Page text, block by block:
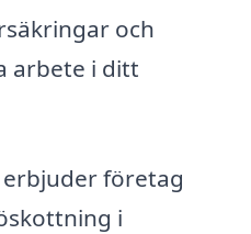
och
arbete i ditt
företag
i